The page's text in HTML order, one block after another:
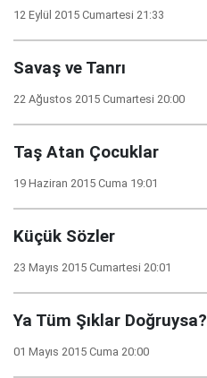
12 Eylül 2015 Cumartesi 21:33
Savaş ve Tanrı
22 Ağustos 2015 Cumartesi 20:00
Taş Atan Çocuklar
19 Haziran 2015 Cuma 19:01
Küçük Sözler
23 Mayıs 2015 Cumartesi 20:01
Ya Tüm Şıklar Doğruysa?
01 Mayıs 2015 Cuma 20:00